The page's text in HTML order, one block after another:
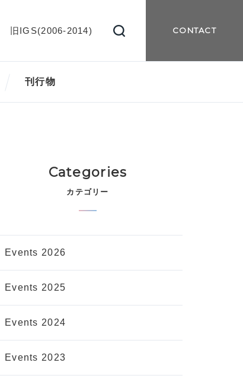
旧IGS(2006-2014) CONTACT
刊行物
Categories
カテゴリー
Events 2026
Events 2025
Events 2024
Events 2023